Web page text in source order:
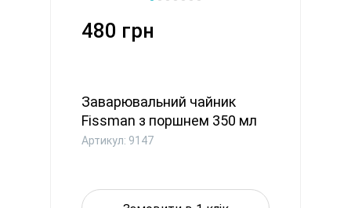
480 грн
Заварювальний чайник
Fissman з поршнем 350 мл
скля...
Артикул: 9147